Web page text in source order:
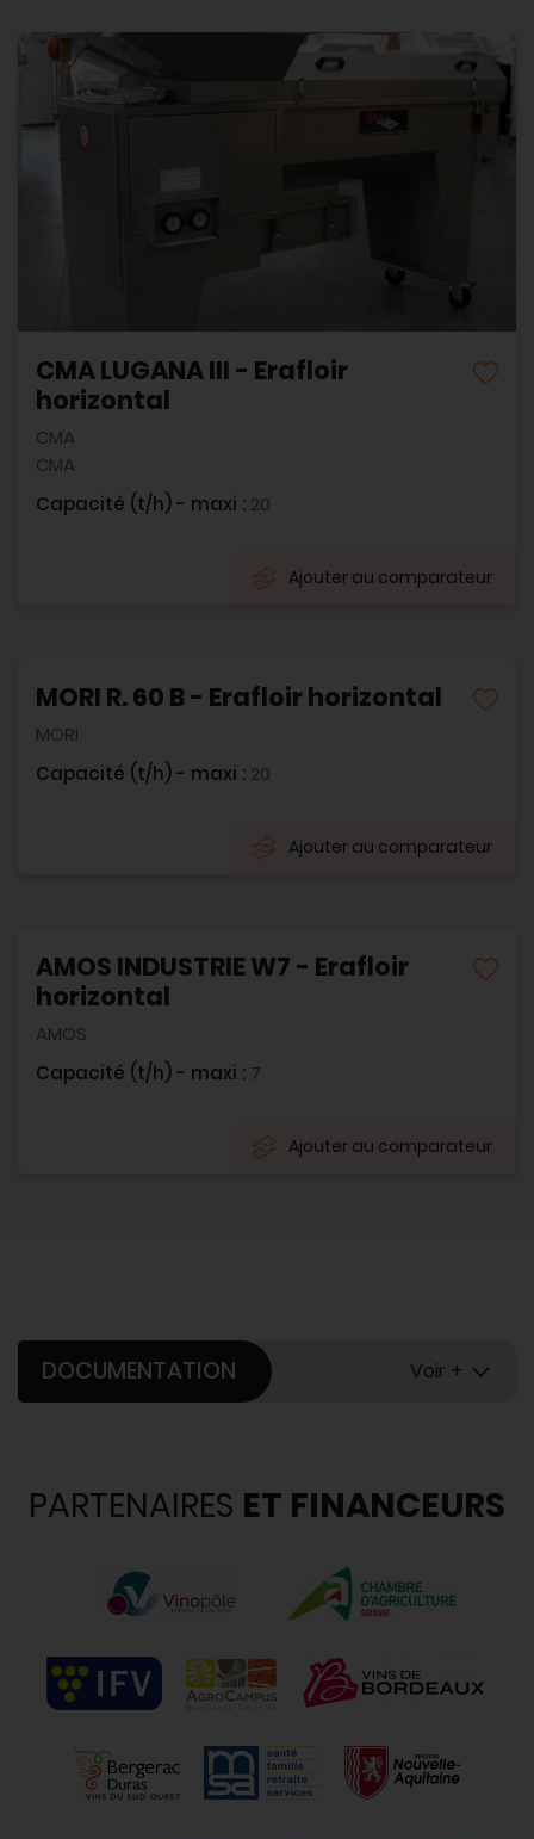
CMA LUGANA III - Erafloir
horizontal
CMA
CMA
Capacité (t/h) - maxi : 20
Ajouter au comparateur
MORI R. 60 B - Erafloir horizontal
MORI
Capacité (t/h) - maxi : 20
Ajouter au comparateur
AMOS INDUSTRIE W7 - Erafloir
horizontal
AMOS
Capacité (t/h) - maxi : 7
Ajouter au comparateur
DOCUMENTATION Voir +
PARTENAIRES ET FINANCEURS